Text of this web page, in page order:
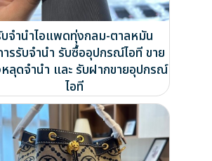
จำนำไอแพดทุ่งกลม-ตาลหมัน
รรับจำนำ รับซื้ออุปกรณ์ไอที ขาย
ลุดจำนำ และ รับฝากขายอุปกรณ์
ไอที